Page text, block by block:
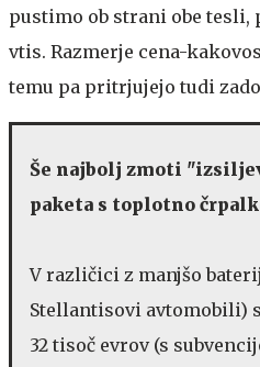
pustimo ob strani obe
vtis. Razmerje cena-
temu pa pritrjujejo tudi
Še najbolj zmoti
paketa s toplotno
V različici z manjšo
Stellantisovi avtomobili)
32 tisoč evrov (s